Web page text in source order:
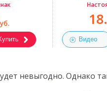
Видео
невыгодно. Однако